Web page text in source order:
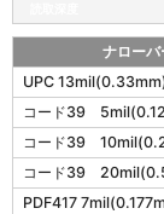
l
m
Q
R
ナローバ
UPC
コード39
コード39
コード39
PDF417